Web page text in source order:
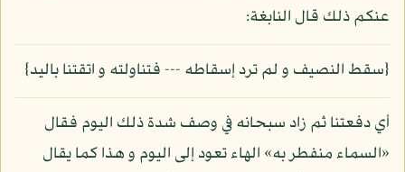
عنكم ذلك قال النابغة:
{سقط النصيف و لم ترد إسقاطه --- فتناولته و اتقتنا باليد}
أي دفعتنا ثم زاد سبحانه في وصف شدة ذلك اليوم فقال
«السماء منفطر به» الهاء تعود إلى اليوم و هذا كما يقال